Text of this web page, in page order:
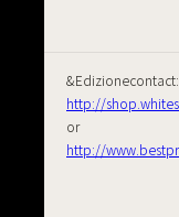
&Edizionecontact:
http://
or
http://